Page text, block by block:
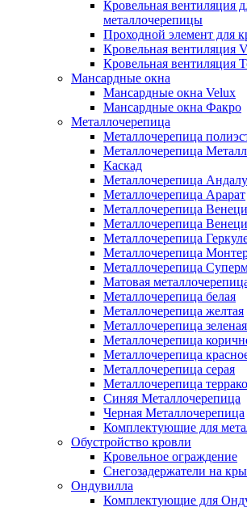
Кровельная вентиляция
металлочерепицы
Проходной элемент для
Кровельная вентиляция
Кровельная вентиляция
Мансардные окна
Мансардные окна Velux
Мансардные окна Факро
Металлочерепица
Металлочерепица
Металлочерепица
Каскад
Металлочерепица
Металлочерепица Арарат
Металлочерепица
Металлочерепица
Металлочерепица
Металлочерепица
Металлочерепица
Матовая
Металлочерепица белая
Металлочерепица желтая
Металлочерепица зеленая
Металлочерепица
Металлочерепица
Металлочерепица серая
Металлочерепица
Синяя Металлочерепица
Черная Металлочерепица
Комплектующие для
Обустройство кровли
Кровельное ограждение
Снегозадержатели на
Ондувилла
Комплектующие для